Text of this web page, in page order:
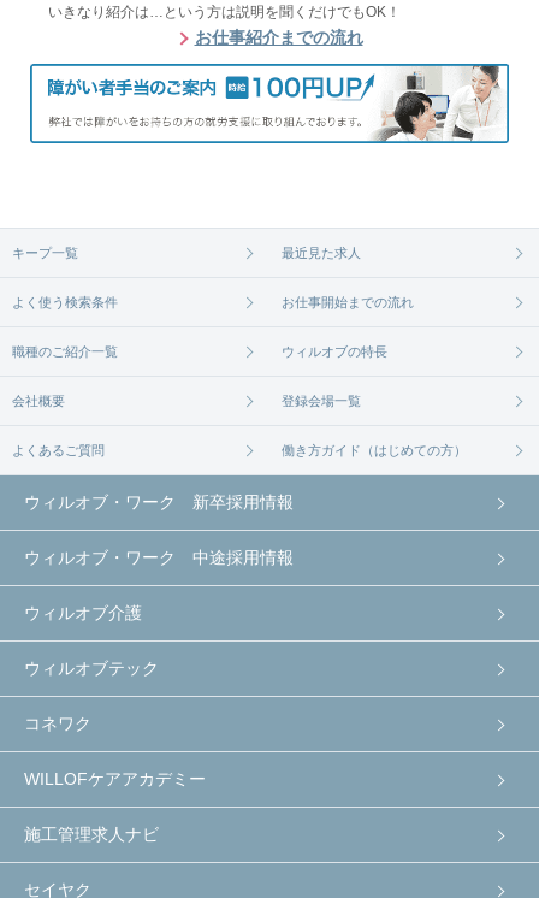
いきなり紹介は…という方は説明を聞くだけでもOK！
お仕事紹介までの流れ
キープ一覧 最近見た求人
よく使う検索条件 お仕事開始までの流れ
職種のご紹介一覧 ウィルオブの特長
会社概要 登録会場一覧
よくあるご質問 働き方ガイド（はじめての方）
ウィルオブ・ワーク 新卒採用情報
ウィルオブ・ワーク 中途採用情報
ウィルオブ介護
ウィルオブテック
コネワク
WILLOFケアアカデミー
施工管理求人ナビ
セイヤク